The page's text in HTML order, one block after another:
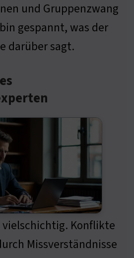
und Gruppenzwang
gespannt, was der
darüber sagt.
Konflikte
Missverständnisse